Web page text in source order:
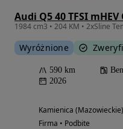
Audi Q5 40 TFSI
Wyróżnione
590 km
2026
Kamienica (Mazowieckie)
Firma • Podbite